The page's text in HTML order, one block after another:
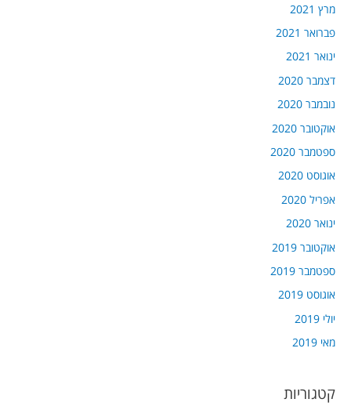
מרץ 2021
פברואר 2021
ינואר 2021
דצמבר 2020
נובמבר 2020
אוקטובר 2020
ספטמבר 2020
אוגוסט 2020
אפריל 2020
ינואר 2020
אוקטובר 2019
ספטמבר 2019
אוגוסט 2019
יולי 2019
מאי 2019
קטגוריות